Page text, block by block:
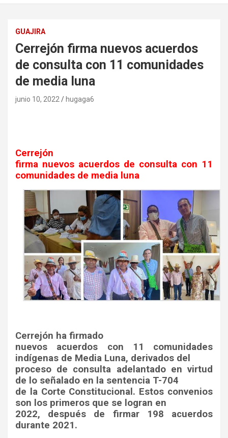
GUAJIRA
Cerrejón firma nuevos acuerdos
de consulta con 11 comunidades
de media luna
junio 10, 2022 hugaga6
Cerrejón
firma nuevos acuerdos de consulta con 11
comunidades de media luna
Cerrejón ha firmado
nuevos acuerdos con 11 comunidades
indígenas de Media Luna, derivados del
proceso de consulta adelantado en virtud
de lo señalado en la sentencia T-704
de la Corte Constitucional. Estos convenios
son los primeros que se logran en
2022, después de firmar 198 acuerdos
durante 2021.